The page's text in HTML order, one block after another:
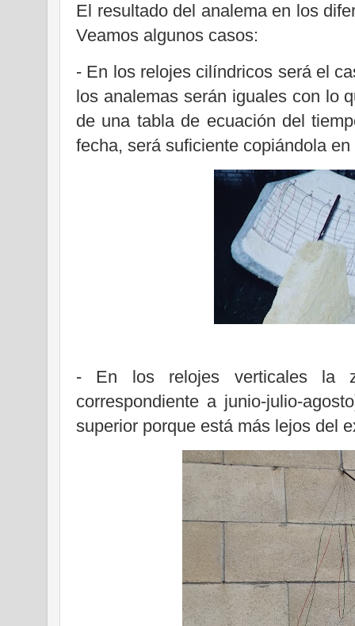
El resultado del analema en los
Veamos algunos casos:
- En los relojes cilíndricos será el
los analemas serán iguales con lo
de una tabla de ecuación del
fecha, será suficiente copiándola
- En los relojes verticales la
correspondiente a junio-julio-
superior porque está más lejos del